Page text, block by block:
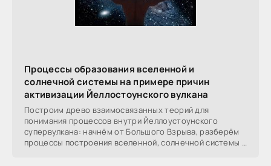
Процессы образования вселенной и
солнечной системы на примере причин
активизации Йеллостоунского вулкана
Построим древо взаимосвязанных теорий для
понимания процессов внутри Йеллоустоунского
супервулкана: начнём от Большого Взрыва, разберём
процессы построения вселенной, солнечной системы в